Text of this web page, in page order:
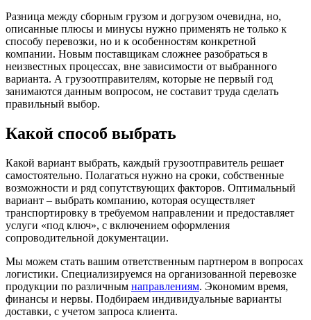
Разница между сборным грузом и догрузом очевидна, но,
описанные плюсы и минусы нужно применять не только к
способу перевозки, но и к особенностям конкретной
компании. Новым поставщикам сложнее разобраться в
неизвестных процессах, вне зависимости от выбранного
варианта. А грузоотправителям, которые не первый год
занимаются данным вопросом, не составит труда сделать
правильный выбор.
Какой способ выбрать
Какой вариант выбрать, каждый грузоотправитель решает
самостоятельно. Полагаться нужно на сроки, собственные
возможности и ряд сопутствующих факторов. Оптимальный
вариант – выбрать компанию, которая осуществляет
транспортировку в требуемом направлении и предоставляет
услуги «под ключ», с включением оформления
сопроводительной документации.
Мы можем стать вашим ответственным партнером в вопросах
логистики. Специализируемся на организованной перевозке
продукции по различным направлениям. Экономим время,
финансы и нервы. Подбираем индивидуальные варианты
доставки, с учетом запроса клиента.